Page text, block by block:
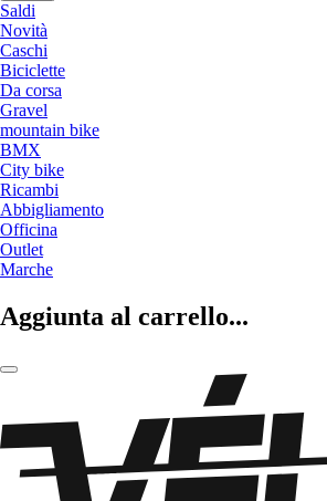
Saldi
Novità
Caschi
Biciclette
Da corsa
Gravel
mountain bike
BMX
City bike
Ricambi
Abbigliamento
Officina
Outlet
Marche
Aggiunta al carrello...